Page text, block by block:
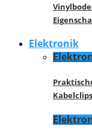
Elektronik